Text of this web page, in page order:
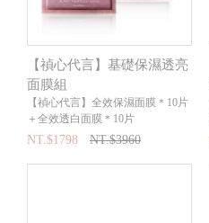
【禎心代言】基礎保濕透亮
面膜組
【禎心代言】全效保濕面膜＊10片
＋全效透白面膜＊10片
NT.$1798 NT.$3960